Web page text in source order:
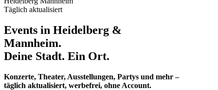
Täglich aktualisiert
Events in Heidelberg &
Mannheim.
Deine Stadt. Ein Ort.
Konzerte, Theater, Ausstellungen, Partys und mehr –
täglich aktualisiert, werbefrei, ohne Account.